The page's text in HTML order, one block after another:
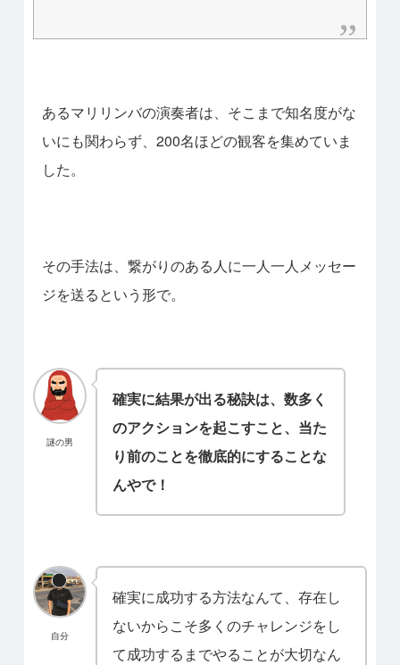
あるマリリンバの演奏者は、そこまで知名度がな
いにも関わらず、200名ほどの観客を集めていま
した。
その手法は、繋がりのある人に一人一人メッセー
ジを送るという形で。
謎の男
確実に結果が出る秘訣は、数多く
のアクションを起こすこと、当た
り前のことを徹底的にすることな
んやで！
自分
確実に成功する方法なんて、存在し
ないからこそ多くのチャレンジをし
て成功するまでやることが大切なん